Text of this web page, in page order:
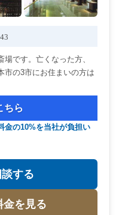
です。亡くなった方、
市の3市にお住まいの方は
ちら
金の10%を当社が負担い
する
金を見る